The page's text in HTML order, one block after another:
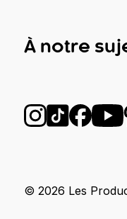
À notre
Suivez-nous sur
Suivez-nous
Suivez-
© 2026 Les